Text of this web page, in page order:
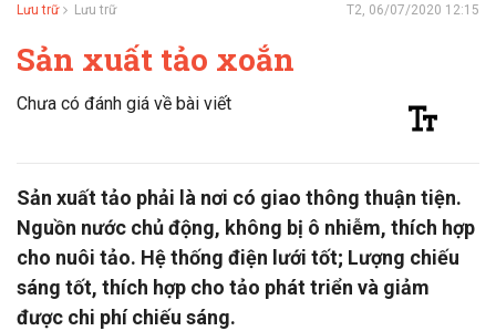
Lưu trữ Lưu trữ T2, 06/07/2020 12:15
Sản xuất tảo xoắn
Chưa có đánh giá về bài viết
Sản xuất tảo phải là nơi có giao thông thuận tiện.
Nguồn nước chủ động, không bị ô nhiễm, thích hợp
cho nuôi tảo. Hệ thống điện lưới tốt; Lượng chiếu
sáng tốt, thích hợp cho tảo phát triển và giảm
được chi phí chiếu sáng.